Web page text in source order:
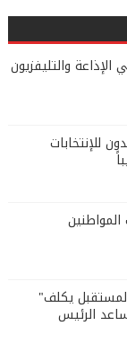
والتليفزيون
للإنتخابات
يكلف"
الرئيس